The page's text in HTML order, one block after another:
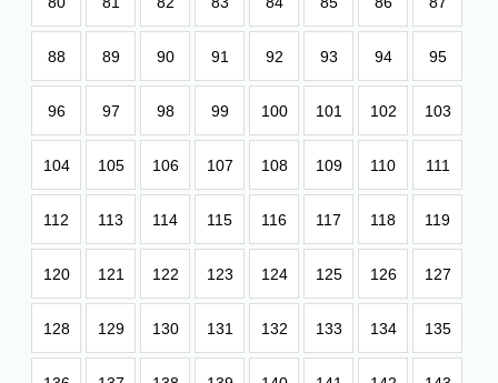
88 89 90 91 92 93 94 95
96 97 98 99 100 101 102 103
104 105 106 107 108 109 110 111
112 113 114 115 116 117 118 119
120 121 122 123 124 125 126 127
128 129 130 131 132 133 134 135